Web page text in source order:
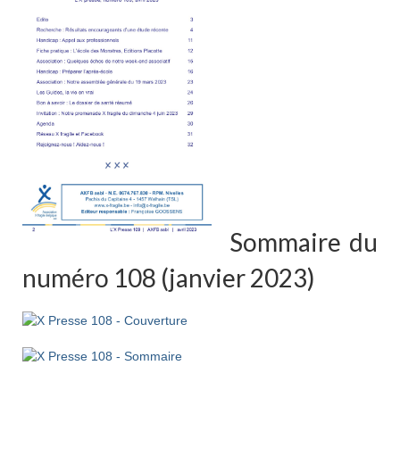
Sommaire du
numéro 108 (janvier 2023)